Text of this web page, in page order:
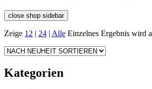
close shop sidebar
Zeige 12 | 24 | Alle Einzelnes Ergebnis wird
Kategorien